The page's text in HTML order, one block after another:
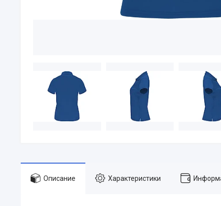
Описание Характеристики